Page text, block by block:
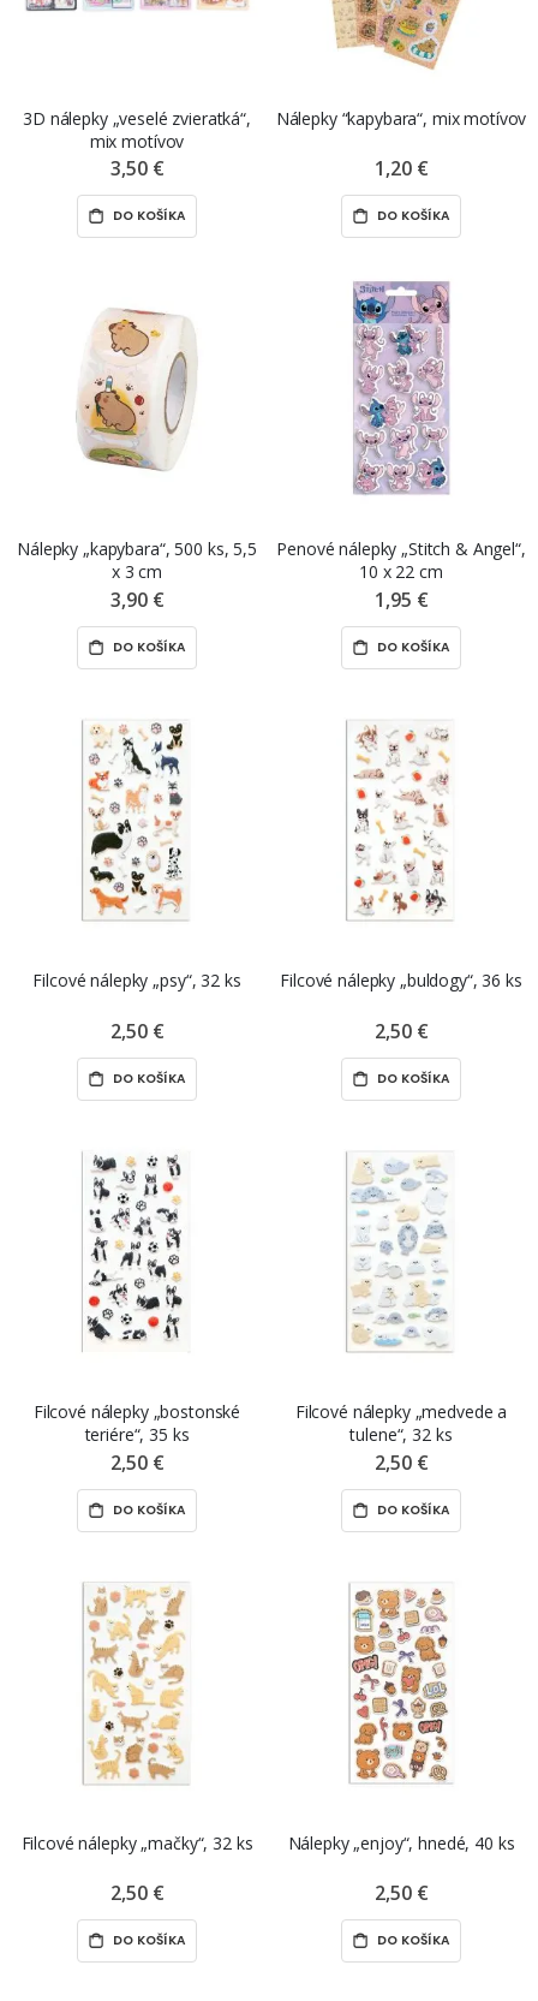
3D nálepky „veselé zvieratká“,
mix motívov
3,50 €
DO KOŠÍKA
Nálepky “kapybara“, mix motívov
1,20 €
DO KOŠÍKA
Nálepky „kapybara“, 500 ks, 5,5
x 3 cm
3,90 €
DO KOŠÍKA
Penové nálepky „Stitch & Angel“,
10 x 22 cm
1,95 €
DO KOŠÍKA
Filcové nálepky „psy“, 32 ks
2,50 €
DO KOŠÍKA
Filcové nálepky „buldogy“, 36 ks
2,50 €
DO KOŠÍKA
Filcové nálepky „bostonské
teriére“, 35 ks
2,50 €
DO KOŠÍKA
Filcové nálepky „medvede a
tulene“, 32 ks
2,50 €
DO KOŠÍKA
Filcové nálepky „mačky“, 32 ks
2,50 €
DO KOŠÍKA
Nálepky „enjoy“, hnedé, 40 ks
2,50 €
DO KOŠÍKA